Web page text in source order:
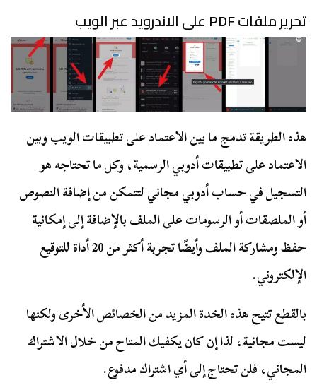
تحرير ملفات PDF على الاندرويد عبر الويب
هذه الطريقة تدمج ما بين الاعتماد على تطبيقات الويب وبين
الاعتماد على تطبيقات أدوبي الرسمية، وكل ما تحتاجه هو
التسجيل في حساب أدوبي مجاني لتتمكن من إضافة النصوص
أو الملصقات أو الرسومات على الملف بالإضافة إلى إمكانية
حفظ ومشاركة الملف وأيضًا تجربة أكثر من 20 أداة للتوقيع
الإلكتروني.
بالقطع تتيح هذه الخدة المزيد من الخصائص الأخرى ولكنها
ليست مجانية، لذا إن كان يكفيك المتاح من خلال الاشتراك
المجاني، فلن تحتاج إلى أي اشتراك مدفوع.